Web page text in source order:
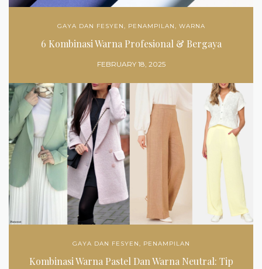
GAYA DAN FESYEN, PENAMPILAN, WARNA
6 Kombinasi Warna Profesional & Bergaya
FEBRUARY 18, 2025
GAYA DAN FESYEN, PENAMPILAN
Kombinasi Warna Pastel Dan Warna Neutral: Tip